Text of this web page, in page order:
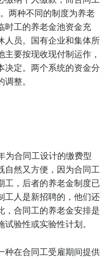
两种不同的制度为养老
时工的养老金池资金充
人员。国有企业和集体所
要按现收现付制运作，
决定。两个系统的资金分
整。
为合同工设计的缴费型
自然又方便，因为合同工
工，后者的养老金制度已
工人是新招聘的，他们还
，合同工的养老金安排是
验性或实验性计划。
种在合同工受雇期间提供